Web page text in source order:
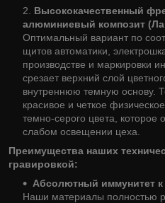
Высококачественный
алюминиевый композит
Оптимальный вариант по
щитов автоматики,
производстве и маркировки
срезает верхний слой
внутреннюю темную основу.
красивое и четкое
темно-серого цвета, которое
слабом освещении цеха.
Преимущества наших
гравировкой:
Абсолютный иммунитет
Наши материалы полностью